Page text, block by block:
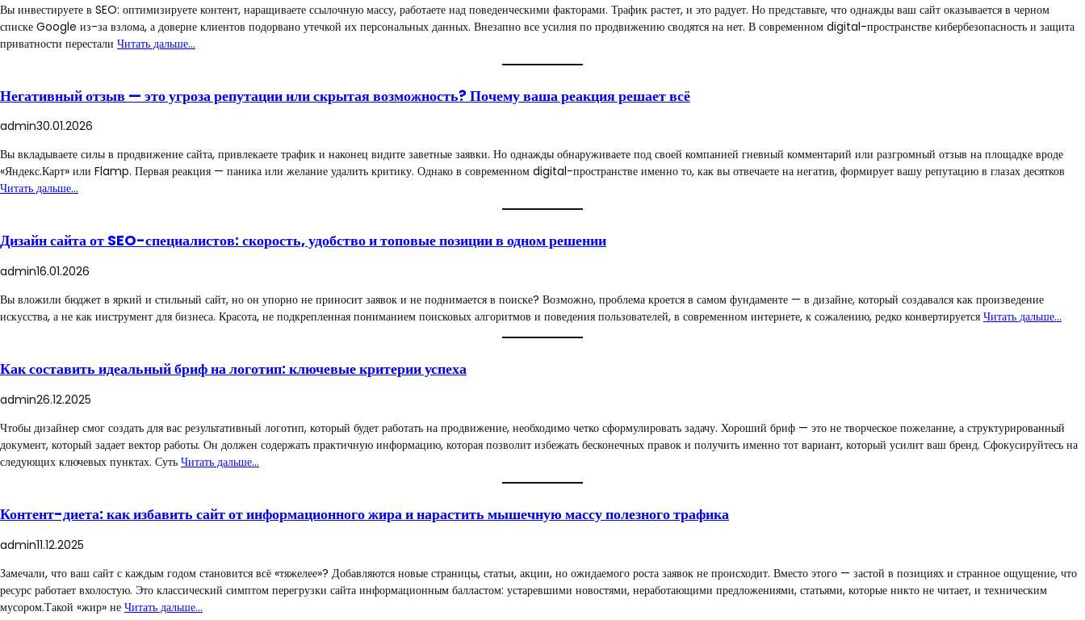
Вы инвестируете в SEO: оптимизируете контент, наращиваете ссылочную массу, работаете над поведенческими факторами. Трафик растет, и это радует. Но представьте, что однажды ваш сайт оказывается в черном
списке Google из-за взлома, а доверие клиентов подорвано утечкой их персональных данных. Внезапно все усилия по продвижению сводятся на нет. В современном digital-пространстве кибербезопасность и защита
приватности перестали Читать дальше…
Негативный отзыв — это угроза репутации или скрытая возможность? Почему ваша реакция решает всё
admin30.01.2026
Вы вкладываете силы в продвижение сайта, привлекаете трафик и наконец видите заветные заявки. Но однажды обнаруживаете под своей компанией гневный комментарий или разгромный отзыв на площадке вроде
«Яндекс.Карт» или Flamp. Первая реакция — паника или желание удалить критику. Однако в современном digital-пространстве именно то, как вы отвечаете на негатив, формирует вашу репутацию в глазах десятков
Читать дальше…
Дизайн сайта от SEO-специалистов: скорость, удобство и топовые позиции в одном решении
admin16.01.2026
Вы вложили бюджет в яркий и стильный сайт, но он упорно не приносит заявок и не поднимается в поиске? Возможно, проблема кроется в самом фундаменте — в дизайне, который создавался как произведение
искусства, а не как инструмент для бизнеса. Красота, не подкрепленная пониманием поисковых алгоритмов и поведения пользователей, в современном интернете, к сожалению, редко конвертируется Читать дальше…
Как составить идеальный бриф на логотип: ключевые критерии успеха
admin26.12.2025
Чтобы дизайнер смог создать для вас результативный логотип, который будет работать на продвижение, необходимо четко сформулировать задачу. Хороший бриф — это не творческое пожелание, а структурированный
документ, который задает вектор работы. Он должен содержать практичную информацию, которая позволит избежать бесконечных правок и получить именно тот вариант, который усилит ваш бренд. Сфокусируйтесь на
следующих ключевых пунктах. Суть Читать дальше…
Контент-диета: как избавить сайт от информационного жира и нарастить мышечную массу полезного трафика
admin11.12.2025
Замечали, что ваш сайт с каждым годом становится всё «тяжелее»? Добавляются новые страницы, статьи, акции, но ожидаемого роста заявок не происходит. Вместо этого — застой в позициях и странное ощущение, что
ресурс работает вхолостую. Это классический симптом перегрузки сайта информационным балластом: устаревшими новостями, неработающими предложениями, статьями, которые никто не читает, и техническим
мусором.Такой «жир» не Читать дальше…